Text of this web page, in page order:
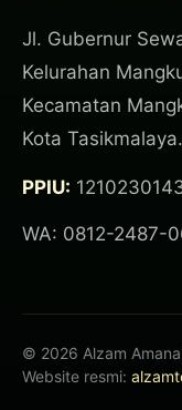
Jl. Gubernur
Kelurahan
Kecamatan
Kota Tasikmalaya.
PPIU:
WA: 0812-2487-
© 2026 Alzam
Website resmi: